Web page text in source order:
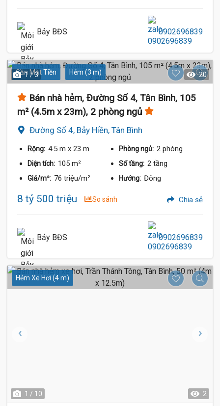
Bảy BĐS 0902696839
Gần Mặt Tiền Hẻm (3 m)
1 / 3 20
Bán nhà hẻm, Đường Số 4, Tân Bình, 105
m² (4.5m x 23m), 2 phòng ngủ
Đường Số 4, Bảy Hiền, Tân Bình
Rộng: 4.5 m x 23 m Phòng ngủ: 2 phòng
Diện tích: 105 m² Số tầng: 2 tầng
Giá/m²: 76 triệu/m² Hướng: Đông
8 tỷ 500 triệu So sánh Chia sẻ
Bảy BĐS 0902696839
Hẻm Xe Hơi (4 m)
1 / 10 2